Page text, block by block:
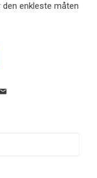
enkleste måten